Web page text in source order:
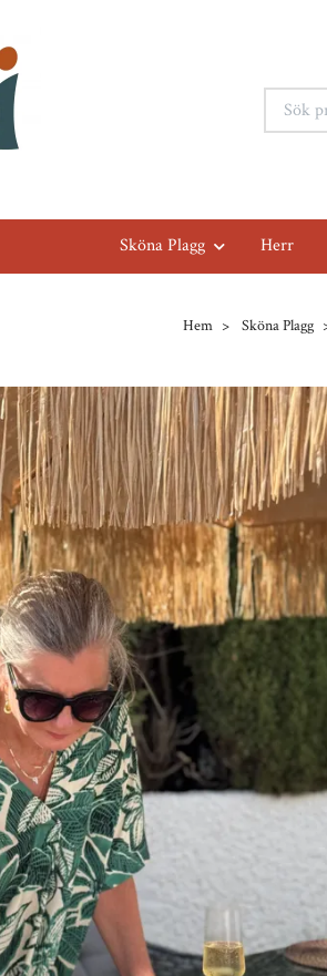
Sköna Plagg Herr
Hem Sköna Plagg